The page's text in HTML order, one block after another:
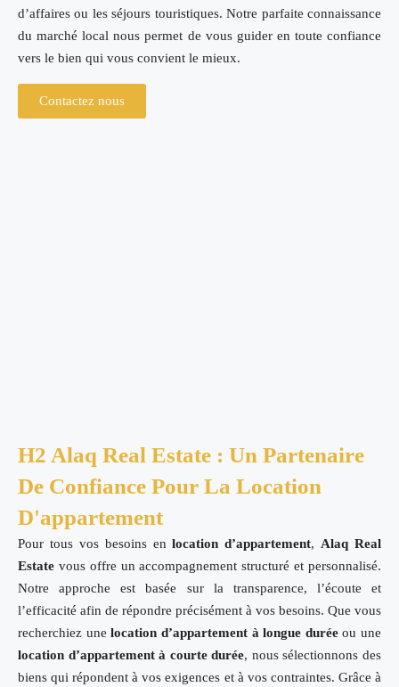
d’affaires ou les séjours touristiques. Notre parfaite connaissance
du marché local nous permet de vous guider en toute confiance
vers le bien qui vous convient le mieux.
Contactez nous
H2 Alaq Real Estate : Un Partenaire
De Confiance Pour La Location
D'appartement
Pour tous vos besoins enlocation d’appartement,Alaq Real
Estate vous offre un accompagnement structuré et personnalisé.
Notre approche est basée sur la transparence, l’écoute et
l’efficacité afin de répondre précisément à vos besoins. Que vous
recherchiez unelocation d’appartement à longue duréeou une
location d’appartement à courte durée, nous sélectionnons des
biens qui répondent à vos exigences et à vos contraintes. Grâce à